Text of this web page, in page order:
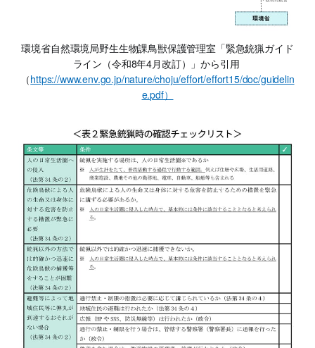
環境省自然環境局野生生物課鳥獣保護管理室「緊急銃猟ガイド
ライン（令和8年4月改訂）」から引用
（https://www.env.go.jp/nature/choju/effort/effort15/doc/guidelin
e.pdf）